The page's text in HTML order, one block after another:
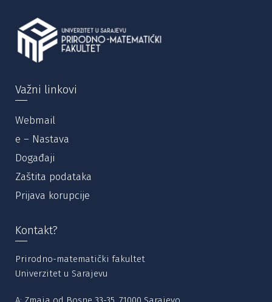
Važni linkovi
Webmail
e – Nastava
Događaji
Zaštita podataka
Prijava korupcije
Kontakt?
Prirodno-matematički fakultet
Univerzitet u Sarajevu